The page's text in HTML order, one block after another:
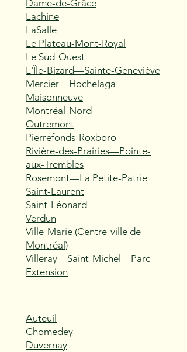
Dame-de-Grâce
Lachine
LaSalle
Le Plateau-Mont-Royal
Le Sud-Ouest
L'Île-Bizard—Sainte-Geneviève
Mercier—Hochelaga-
Maisonneuve
Montréal-Nord
Outremont
Pierrefonds-Roxboro
Rivière-des-Prairies—Pointe-
aux-Trembles
Rosemont—La Petite-Patrie
Saint-Laurent
Saint-Léonard
Verdun
Ville-Marie (Centre-ville de
Montréal)
Villeray—Saint-Michel—Parc-
Extension
Auteuil
Chomedey
Duvernay